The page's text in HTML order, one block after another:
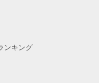
ンキング